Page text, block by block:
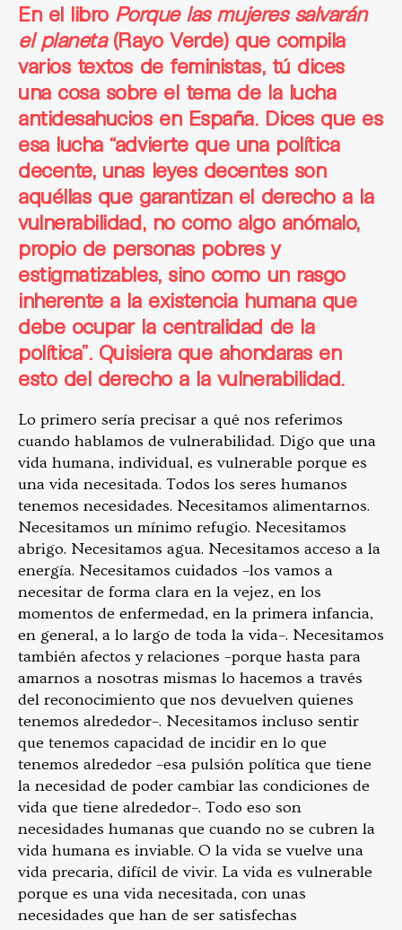
En el libro Porque las mujeres salvarán
el planeta(Rayo Verde) que compila
varios textos de feministas, tú dices
una cosa sobre el tema de la lucha
antidesahucios en España. Dices que es
esa lucha “advierte que una política
decente, unas leyes decentes son
aquéllas que garantizan el derecho a la
vulnerabilidad, no como algo anómalo,
propio de personas pobres y
estigmatizables, sino como un rasgo
inherente a la existencia humana que
debe ocupar la centralidad de la
política”. Quisiera que ahondaras en
esto del derecho a la vulnerabilidad.
Lo primero sería precisar a qué nos referimos
cuando hablamos de vulnerabilidad. Digo que una
vida humana, individual, es vulnerable porque es
una vida necesitada. Todos los seres humanos
tenemos necesidades. Necesitamos alimentarnos.
Necesitamos un mínimo refugio. Necesitamos
abrigo. Necesitamos agua. Necesitamos acceso a la
energía. Necesitamos cuidados –los vamos a
necesitar de forma clara en la vejez, en los
momentos de enfermedad, en la primera infancia,
en general, a lo largo de toda la vida–. Necesitamos
también afectos y relaciones –porque hasta para
amarnos a nosotras mismas lo hacemos a través
del reconocimiento que nos devuelven quienes
tenemos alrededor–. Necesitamos incluso sentir
que tenemos capacidad de incidir en lo que
tenemos alrededor –esa pulsión política que tiene
la necesidad de poder cambiar las condiciones de
vida que tiene alrededor–. Todo eso son
necesidades humanas que cuando no se cubren la
vida humana es inviable. O la vida se vuelve una
vida precaria, difícil de vivir. La vida es vulnerable
porque es una vida necesitada, con unas
necesidades que han de ser satisfechas